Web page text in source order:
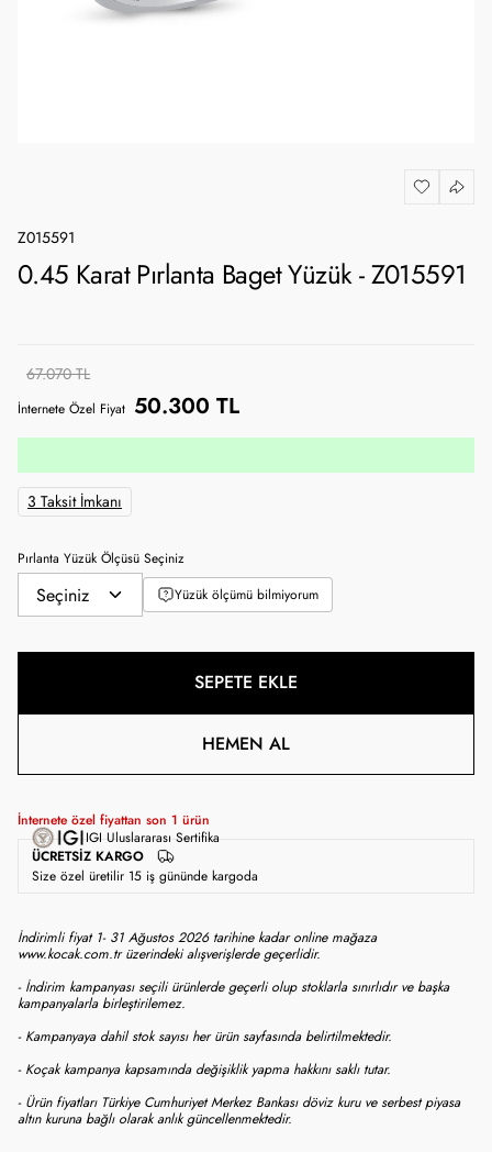
Z015591
0.45 Karat Pırlanta Baget Yüzük - Z015591
67.070 TL
İnternete Özel Fiyat 50.300 TL
3 Taksit İmkanı
Pırlanta Yüzük Ölçüsü Seçiniz
Yüzük ölçümü bilmiyorum
SEPETE EKLE
HEMEN AL
İnternete özel fiyattan son 1 ürün
ÜCRETSIZ KARGO
IGI Uluslararası Sertifika
Size özel üretilir 15 iş gününde kargoda
İndirimli fiyat 1- 31 Ağustos 2026 tarihine kadar online mağaza
www.kocak.com.tr üzerindeki alışverişlerde geçerlidir.
- İndirim kampanyası seçili ürünlerde geçerli olup stoklarla sınırlıdır ve başka
kampanyalarla birleştirilemez.
- Kampanyaya dahil stok sayısı her ürün sayfasında belirtilmektedir.
- Koçak kampanya kapsamında değişiklik yapma hakkını saklı tutar.
- Ürün fiyatları Türkiye Cumhuriyet Merkez Bankası döviz kuru ve serbest piyasa
altın kuruna bağlı olarak anlık güncellenmektedir.